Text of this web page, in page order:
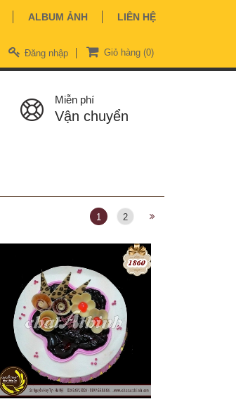
ALBUM ẢNH LIÊN HỆ
Giỏ hàng (0)
Đăng nhập
Miễn phí
Vận chuyển
1 2